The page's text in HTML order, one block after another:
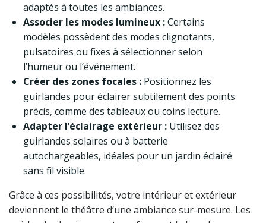
adaptés à toutes les ambiances.
Associer les modes lumineux :Certains
modèles possèdent des modes clignotants,
pulsatoires ou fixes à sélectionner selon
l’humeur ou l’événement.
Créer des zones focales : Positionnez les
guirlandes pour éclairer subtilement des points
précis, comme des tableaux ou coins lecture.
Adapter l’éclairage extérieur : Utilisez des
guirlandes solaires ou à batterie
autochargeables, idéales pour un jardin éclairé
sans fil visible.
Grâce à ces possibilités, votre intérieur et extérieur
deviennent le théâtre d’une ambiance sur-mesure. Les